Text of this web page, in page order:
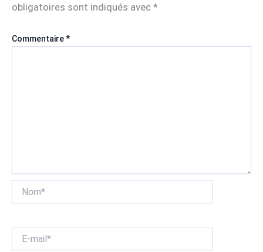
obligatoires sont indiqués avec *
Commentaire*
mail*